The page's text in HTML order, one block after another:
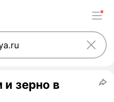
зерно в